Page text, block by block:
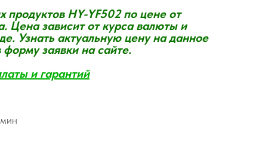
HY-YF502 по цене от
Цена зависит от курса валюты и
Узнать актуальную цену на данное
заявки на сайте.
и гарантий